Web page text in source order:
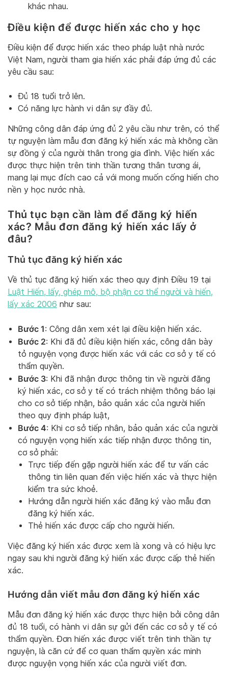
khác nhau.
Điều kiện để được hiến xác cho y học
Điều kiện để được hiến xác theo pháp luật nhà nước
Việt Nam, người tham gia hiến xác phải đáp ứng đủ các
yêu cầu sau:
Đủ 18 tuổi trở lên.
Có năng lực hành vi dân sự đầy đủ.
Những công dân đáp ứng đủ 2 yêu cầu như trên, có thể
tự nguyện làm mẫu đơn đăng ký hiến xác mà không cần
sự đồng ý của người thân trong gia đình. Việc hiến xác
được thực hiện trên tinh thần tương thân tương ái,
mang lại mục đích cao cả với mong muốn cống hiến cho
nền y học nước nhà.
Thủ tục bạn cần làm để đăng ký hiến
xác? Mẫu đơn đăng ký hiến xác lấy ở
đâu?
Thủ tục đăng ký hiến xác
Về thủ tục đăng ký hiến xác theo quy định Điều 19 tại
Luật Hiến, lấy, ghép mô, bộ phận cơ thể người và hiến,
lấy xác 2006 như sau:
Bước 1: Công dân xem xét lại điều kiện hiến xác.
Bước 2: Khi đã đủ điều kiện hiến xác, công dân bày
tỏ nguyện vọng được hiến xác với các cơ sở y tế có
thẩm quyền.
Bước 3: Khi đã nhận được thông tin về người đăng
ký hiến xác, cơ sở y tế có trách nhiệm thông báo lại
cho cơ sở tiếp nhận, bảo quản xác của người hiến
theo quy định pháp luật,
Bước 4: Khi cơ sở tiếp nhân, bảo quản xác của người
có nguyện vọng hiến xác tiếp nhận được thông tin,
cơ sở phải:
Trực tiếp đến gặp người hiến xác để tư vấn các
thông tin liên quan đến việc hiến xác và thực hiện
kiểm tra sức khoẻ.
Hướng dẫn người hiến xác đăng ký vào mẫu đơn
đăng ký hiến xác.
Thẻ hiến xác được cấp cho người hiến.
Việc đăng ký hiến xác được xem là xong và có hiệu lực
ngay sau khi người đăng ký hiến xác được cấp thẻ hiến
xác.
Hướng dẫn viết mẫu đơn đăng ký hiến xác
Mẫu đơn đăng ký hiến xác được thực hiện bởi công dân
đủ 18 tuổi, có hành vi dân sự gửi đến các cơ sở y tế có
thẩm quyền. Đơn hiến xác được viết trên tinh thần tự
nguyện, là căn cứ để cơ quan thẩm quyền xác minh
được nguyện vọng hiến xác của người viết đơn.